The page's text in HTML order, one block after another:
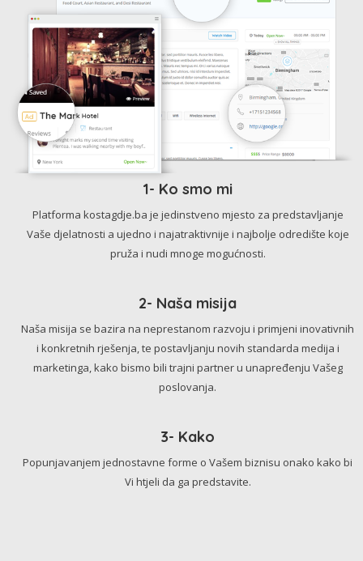
1- Ko smo mi
Platforma kostagdje.ba je jedinstveno mjesto za predstavljanje
Vaše djelatnosti a ujedno i najatraktivnije i najbolje odredište koje
pruža i nudi mnoge mogućnosti.
2- Naša misija
Naša misija se bazira na neprestanom razvoju i primjeni inovativnih
i konkretnih rješenja, te postavljanju novih standarda medija i
marketinga, kako bismo bili trajni partner u unapređenju Vašeg
poslovanja.
3- Kako
Popunjavanjem jednostavne forme o Vašem biznisu onako kako bi
Vi htjeli da ga predstavite.